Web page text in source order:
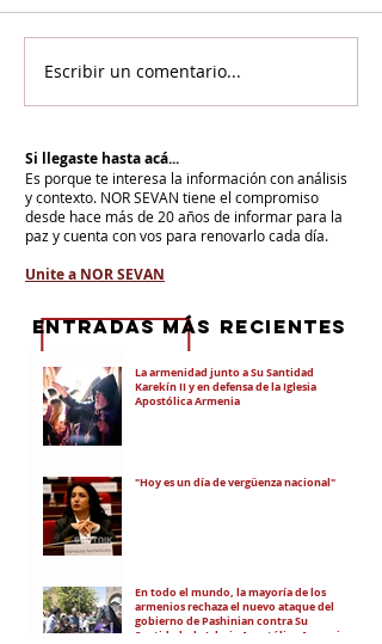
Escribir un comentario...
Si llegaste hasta acá...
Es porque te interesa la información con análisis
y contexto. NOR SEVAN tiene el compromiso
desde hace más de 20 años de informar para la
paz y cuenta con vos para renovarlo cada día.
Unite a NOR SEVAN
La armenidad junto a Su Santidad
Karekín II y en defensa de la Iglesia
Apostólica Armenia
"Hoy es un día de vergüenza nacional"
En todo el mundo, la mayoría de los
armenios rechaza el nuevo ataque del
gobierno de Pashinian contra Su
Santidad y la Iglesia Apostólica Armenia
eNTRADAS MÁS RECIENTES